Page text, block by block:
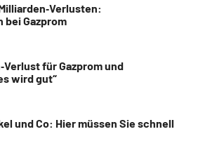
bei Gazprom
für Gazprom und
wird gut“
und Co: Hier müssen Sie schnell